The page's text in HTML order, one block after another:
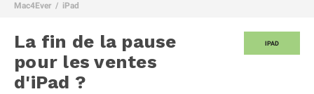
Comparatif iPhone
Mac4Ever iPad
IPAD
La fin de la pause
pour les ventes
d'iPad ?